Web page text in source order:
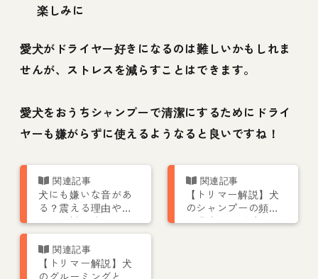
楽しみに
愛犬がドライヤー好きになるのは難しいかもしれま
せんが、ストレスを減らすことはできます。
愛犬をおうちシャンプーで清潔にするためにドライ
ヤーも嫌がらずに使えるようなると良いですね！
犬にも嫌いな音があ
る？震える理由やし
つけ・対処法につい
て解説
【トリマー解説】犬
のシャンプーの頻度
や温度は？ 自宅でで
【トリマー解説】犬
のグルーミングとト